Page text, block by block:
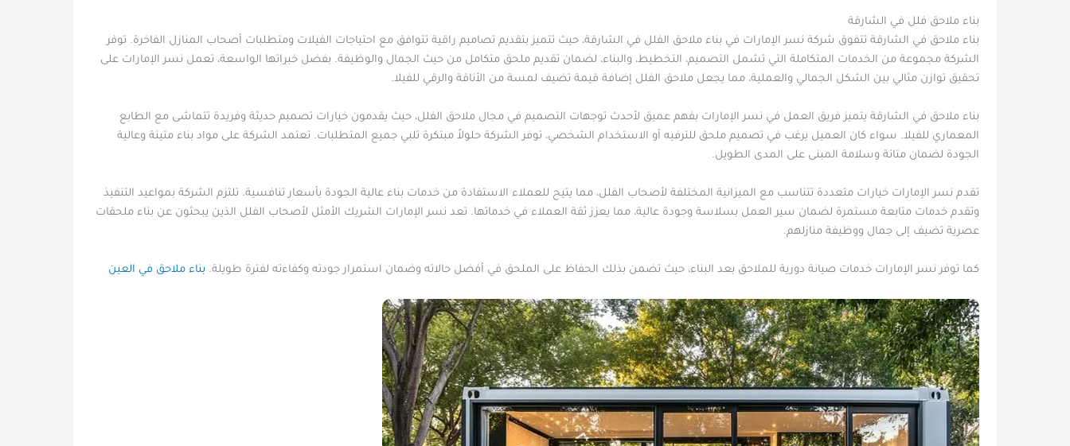
بناء ملاحق فلل في الشارقة
بناء ملاحق في الشارقة تتفوق شركة نسر الإمارات في بناء ملاحق الفلل في الشارقة، حيث تتميز بتقديم تصاميم راقية تتوافق مع احتياجات الفيلات ومتطلبات أصحاب المنازل الفاخرة. توفر
الشركة مجموعة من الخدمات المتكاملة التي تشمل التصميم، التخطيط، والبناء، لضمان تقديم ملحق متكامل من حيث الجمال والوظيفة. بفضل خبراتها الواسعة، تعمل نسر الإمارات على
تحقيق توازن مثالي بين الشكل الجمالي والعملية، مما يجعل ملاحق الفلل إضافة قيمة تضيف لمسة من الأناقة والرقي للفيلا.
بناء ملاحق في الشارقة يتميز فريق العمل في نسر الإمارات بفهم عميق لأحدث توجهات التصميم في مجال ملاحق الفلل، حيث يقدمون خيارات تصميم حديثة وفريدة تتماشى مع الطابع
المعماري للفيلا. سواء كان العميل يرغب في تصميم ملحق للترفيه أو الاستخدام الشخصي، توفر الشركة حلولاً مبتكرة تلبي جميع المتطلبات. تعتمد الشركة على مواد بناء متينة وعالية
الجودة لضمان متانة وسلامة المبنى على المدى الطويل.
تقدم نسر الإمارات خيارات متعددة تتناسب مع الميزانية المختلفة لأصحاب الفلل، مما يتيح للعملاء الاستفادة من خدمات بناء عالية الجودة بأسعار تنافسية. تلتزم الشركة بمواعيد التنفيذ
وتقدم خدمات متابعة مستمرة لضمان سير العمل بسلاسة وجودة عالية، مما يعزز ثقة العملاء في خدماتها. تعد نسر الإمارات الشريك الأمثل لأصحاب الفلل الذين يبحثون عن بناء ملحقات
عصرية تضيف إلى جمال ووظيفة منازلهم.
كما توفر نسر الإمارات خدمات صيانة دورية للملاحق بعد البناء، حيث تضمن بذلك الحفاظ على الملحق في أفضل حالاته وضمان استمرار جودته وكفاءته لفترة طويلة. بناء ملاحق في العين